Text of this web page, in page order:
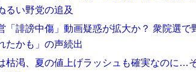
るい野党の追及
「誹謗中傷」動画疑惑が拡大か？ 衆院選で
たかも」の声続出
枯渇、夏の値上げラッシュも確実なのに…